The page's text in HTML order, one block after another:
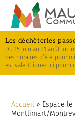
Skip
Aller
navigation
Plan
Les déchèteries
Du 15 juin au 31 août
des horaires d’été, pour
estivale. Cliquez ici pour
Accueil » Espace
Montlimart/